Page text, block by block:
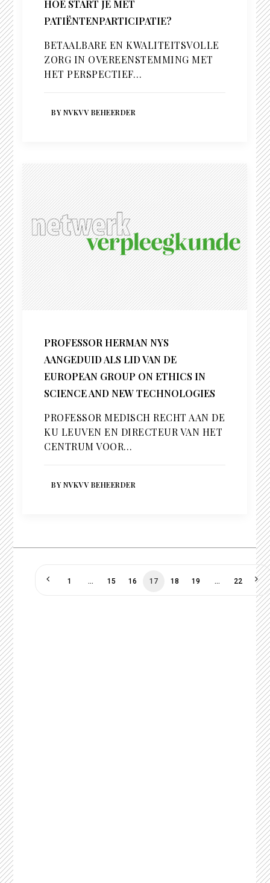
HOE START JE MET
PATIËNTENPARTICIPATIE?
BETAALBARE EN KWALITEITSVOLLE
ZORG IN OVEREENSTEMMING MET
HET PERSPECTIEF…
BY NVKVV BEHEERDER
PROFESSOR HERMAN NYS
AANGEDUID ALS LID VAN DE
EUROPEAN GROUP ON ETHICS IN
SCIENCE AND NEW TECHNOLOGIES
PROFESSOR MEDISCH RECHT AAN DE
KU LEUVEN EN DIRECTEUR VAN HET
CENTRUM VOOR…
BY NVKVV BEHEERDER
1 … 15 16 17 18 19 … 22